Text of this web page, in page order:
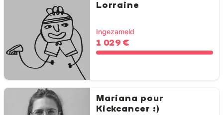
Lorraine
Ingezameld
1 029 €
Mariana pour
Kickcancer :)